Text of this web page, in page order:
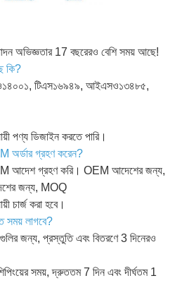
অভিজ্ঞতার 17 বছরেরও বেশি সময় আছে!
কি?
টিএস১৬৯৪৯, আইএসও১৩৪৮৫,
পণ্য ডিজাইন করতে পারি।
গ্রহণ করেন?
আদেশ গ্রহণ করি। OEM আদেশের জন্য,
জন্য, MOQ
চার্জ করা হবে।
সময় লাগবে?
জন্য, প্রস্তুতি এবং বিতরণে 3 দিনেরও
সময়, দ্রুততম 7 দিন এবং দীর্ঘতম 1